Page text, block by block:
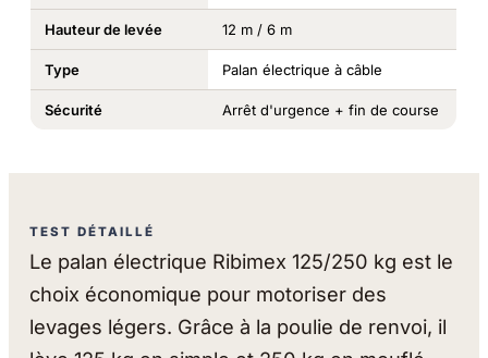
Hauteur de levée 12 m / 6 m
Type Palan électrique à câble
Sécurité Arrêt d'urgence + fin de course
TEST DÉTAILLÉ
Le palan électrique Ribimex 125/250 kg est le
choix économique pour motoriser des
levages légers. Grâce à la poulie de renvoi, il